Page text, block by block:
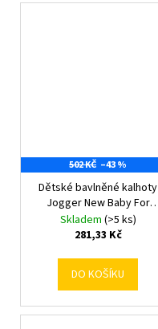
502 KČ –43 %
Dětské bavlněné kalhoty
Jogger New Baby For
Babies ocean 80 (9-12m)
Skladem (>5 ks)
281,33 Kč
DO KOŠÍKU